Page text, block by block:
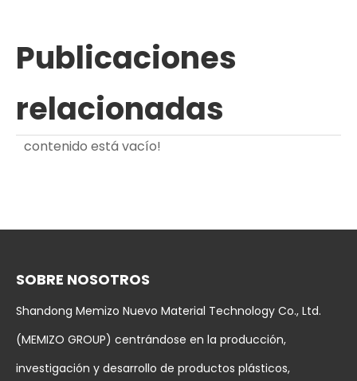
Publicaciones
relacionadas
contenido está vacío!
SOBRE NOSOTROS
Shandong Memizo Nuevo Material Technology Co., Ltd.
(MEMIZO GROUP) centrándose en la producción,
investigación y desarrollo de productos plásticos,